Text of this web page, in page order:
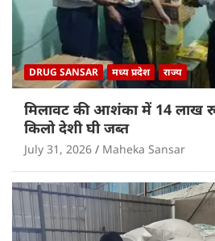
DRUG SANSAR मध्य प्रदेश राज्य
मिलावट की आशंका में 14 लाख
किलो देशी घी जब्त
July 31, 2026 Maheka Sansar